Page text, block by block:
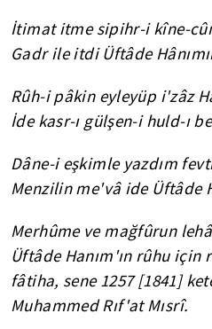
İtimat itme sipihr-i kîne-
Gadr ile itdi Üftâde
Rûh-i pâkin eyleyüp i'zâz
İde kasr-ı gülşen-i huld-ı
Dâne-i eşkimle yazdım
Menzilin me'vâ ide Üftâde
Merhûme ve mağfûrun
Üftâde Hanım'ın rûhu için
fâtiha, sene 1257 [1841]
Muhammed Rıf'at Mısrî.